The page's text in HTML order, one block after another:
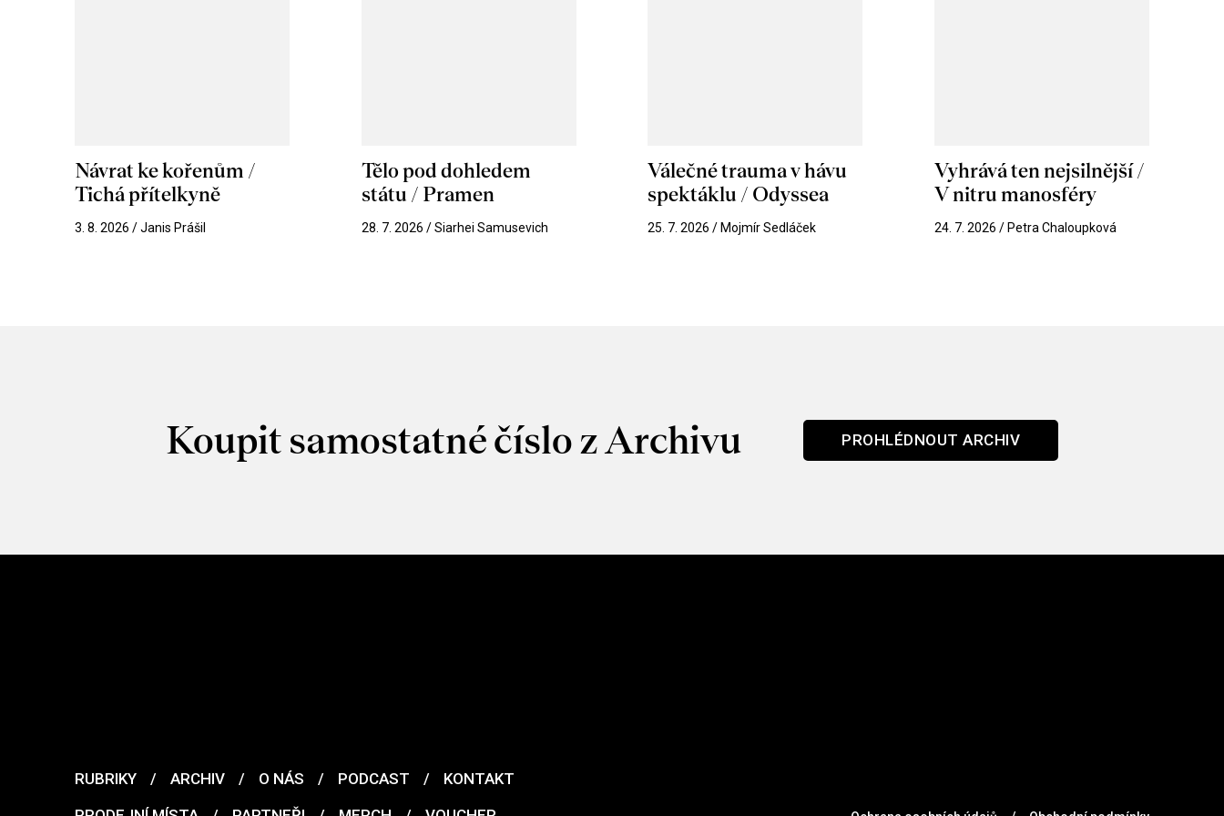
Návrat ke kořenům /
Tichá přítelkyně
3. 8. 2026 / Janis Prášil
Tělo pod dohledem
státu / Pramen
28. 7. 2026 / Siarhei Samusevich
Válečné trauma v hávu
spektáklu / Odyssea
25. 7. 2026 / Mojmír Sedláček
Vyhrává ten nejsilnější /
V nitru manosféry
24. 7. 2026 / Petra Chaloupková
Koupit samostatné číslo z Archivu PROHLÉDNOUT ARCHIV
RUBRIKY / ARCHIV / O NÁS / PODCAST /
KONTAKT